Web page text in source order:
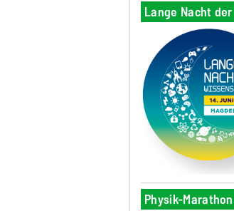
Lange Nacht
Physik-